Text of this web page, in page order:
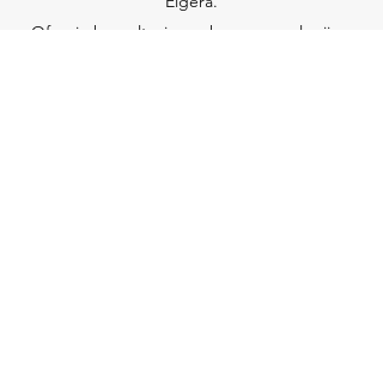
Oferuje konsultacje z zakresu neurologii ze